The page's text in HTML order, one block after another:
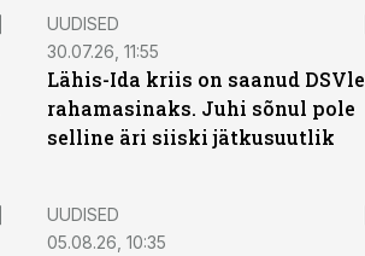
UUDISED
30.07.26, 11:55
Lähis-Ida kriis on saanud DSVle
rahamasinaks. Juhi sõnul pole
selline äri siiski jätkusuutlik
UUDISED
05.08.26, 10:35